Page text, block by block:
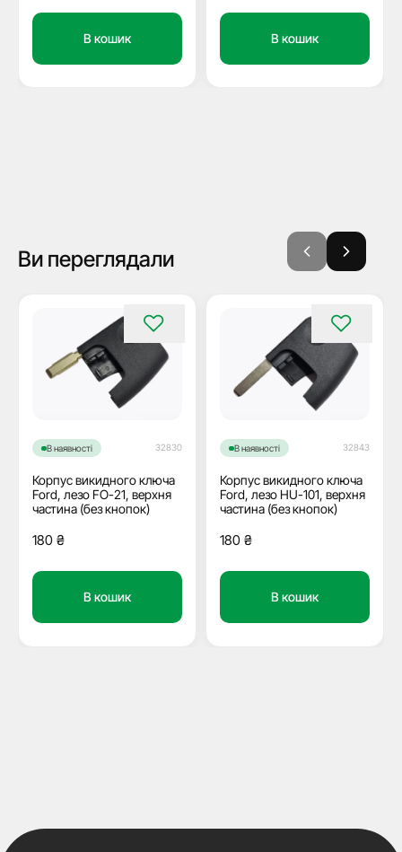
В кошик В кошик
Ви переглядали
В наявності 32830
Корпус викидного ключа
Ford, лезо FO-21, верхня
частина (без кнопок)
180 ₴
В кошик
В наявності 32843
Корпус викидного ключа
Ford, лезо HU-101, верхня
частина (без кнопок)
180 ₴
В кошик